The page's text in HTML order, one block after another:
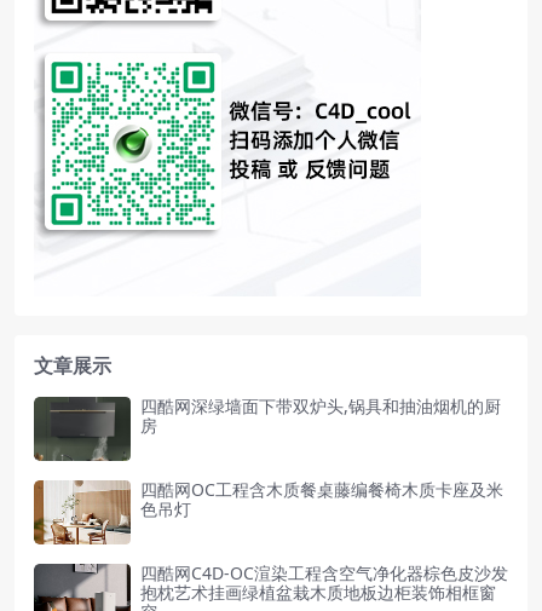
文章展示
四酷网深绿墙面下带双炉头,锅具和抽油烟机的厨
房
四酷网OC工程含木质餐桌藤编餐椅木质卡座及米
色吊灯
四酷网C4D-OC渲染工程含空气净化器棕色皮沙发
抱枕艺术挂画绿植盆栽木质地板边柜装饰相框窗